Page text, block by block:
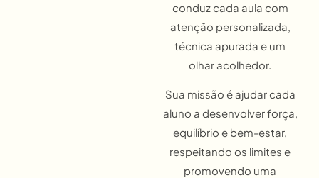
conduz cada aula com
atenção personalizada,
técnica apurada e um
olhar acolhedor.
Sua missão é ajudar cada
aluno a desenvolver força,
equilíbrio e bem-estar,
respeitando os limites e
promovendo uma